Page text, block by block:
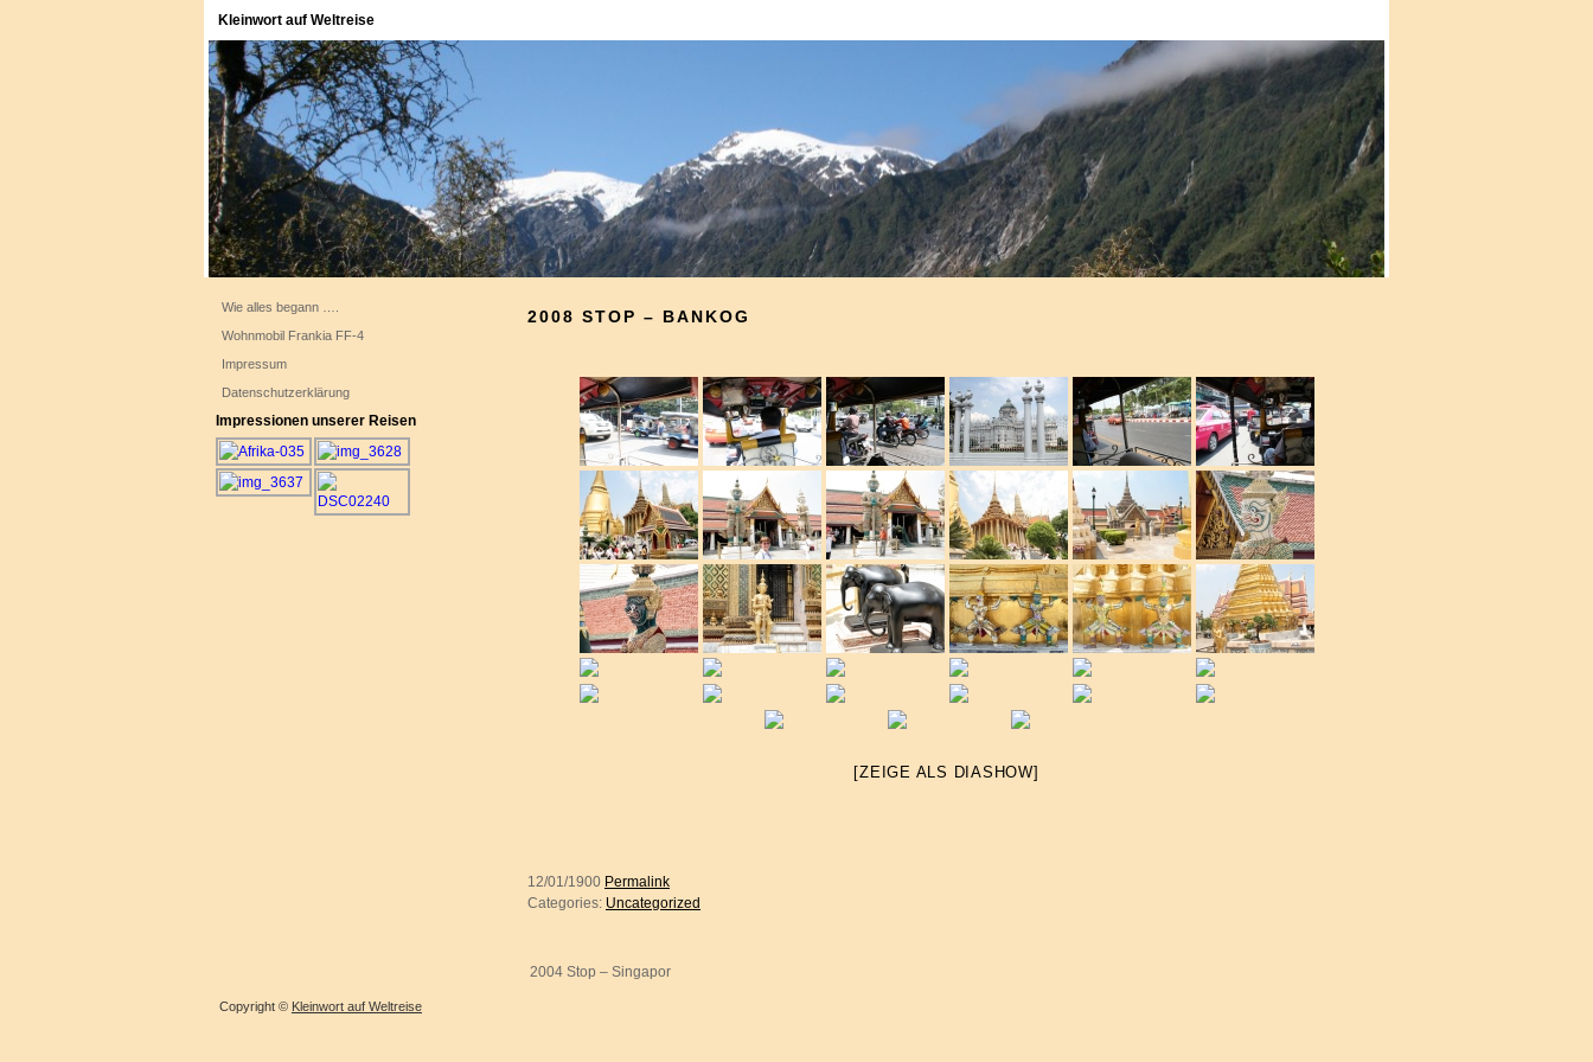
Kleinwort auf Weltreise
2008 STOP – BANKOG
[ZEIGE ALS DIASHOW]
12/01/1900 Permalink
Categories: Uncategorized
2004 Stop – Singapor
Wie alles begann ….
Wohnmobil Frankia FF-4
Impressum
Datenschutzerklärung
Impressionen unserer Reisen
Copyright © Kleinwort auf Weltreise